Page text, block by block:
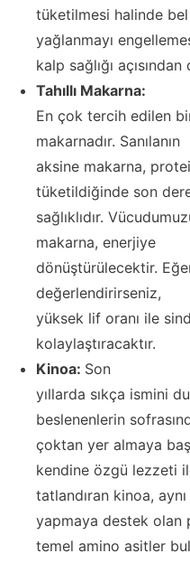
tüketilmesi halinde
yağlanmayı
kalp sağlığı
Tahıllı Makarna:
En çok tercih edilen
makarnadır. Sanılanın
aksine makarna,
tüketildiğinde son
sağlıklıdır.
makarna, enerjiye
dönüştürülecektir.
değerlendirirseniz,
yüksek lif oranı ile
kolaylaştıracaktır.
Kinoa: Son
yıllarda sıkça ismini
beslenenlerin
çoktan yer almaya
kendine özgü lezzeti
tatlandıran kinoa,
yapmaya destek olan
temel amino asitler